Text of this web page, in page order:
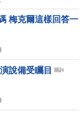
梅克爾這樣回答一
說備受矚目